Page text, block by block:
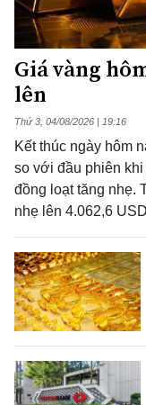
Giá vàng
lên
Thứ 3, 04/08/2026 | 19:16
Kết thúc ngày hôm
so với đầu phiên
đồng loạt tăng nhẹ.
nhẹ lên 4.062,6